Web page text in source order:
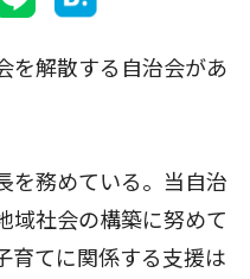
を解散する自治会があ
を務めている。当自治
域社会の構築に努めて
育てに関係する支援は